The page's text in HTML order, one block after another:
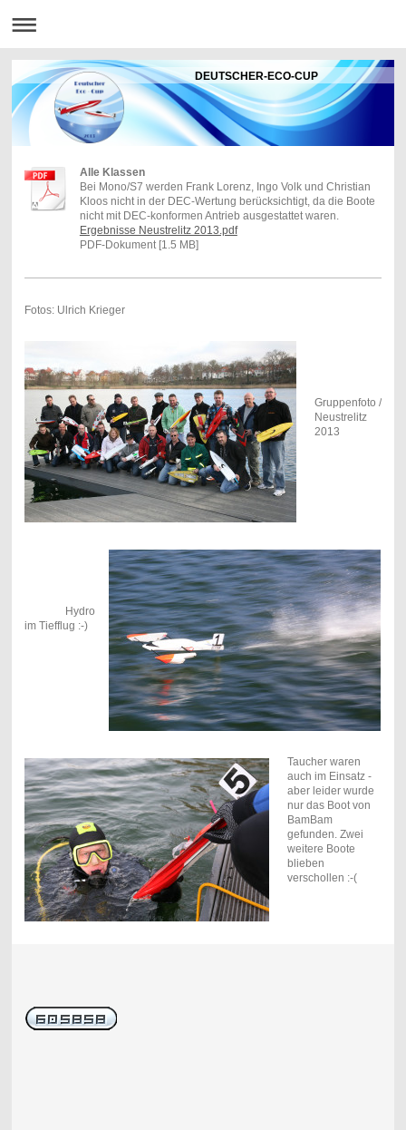
DEUTSCHER-ECO-CUP
Alle Klassen
Bei Mono/S7 werden Frank Lorenz, Ingo Volk und Christian
Kloos nicht in der DEC-Wertung berücksichtigt, da die Boote
nicht mit DEC-konformen Antrieb ausgestattet waren.
Ergebnisse Neustrelitz 2013.pdf
PDF-Dokument [1.5 MB]
Fotos: Ulrich Krieger
Gruppenfoto /
Neustrelitz
2013
Hydro
im Tiefflug :-)
Taucher waren
auch im Einsatz -
aber leider wurde
nur das Boot von
BamBam
gefunden. Zwei
weitere Boote
blieben
verschollen :-(